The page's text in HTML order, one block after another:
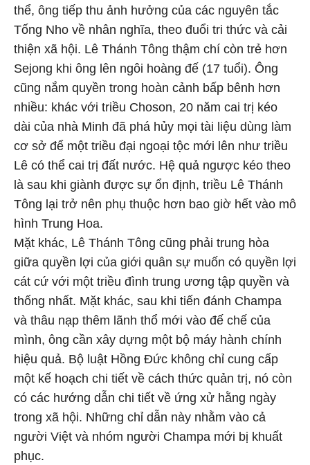
thể, ông tiếp thu ảnh hưởng của các nguyên tắc
Tống Nho về nhân nghĩa, theo đuổi tri thức và cải
thiện xã hội. Lê Thánh Tông thậm chí còn trẻ hơn
Sejong khi ông lên ngôi hoàng đế (17 tuổi). Ông
cũng nắm quyền trong hoàn cảnh bấp bênh hơn
nhiều: khác với triều Choson, 20 năm cai trị kéo
dài của nhà Minh đã phá hủy mọi tài liệu dùng làm
cơ sở để một triều đại ngoại tộc mới lên như triều
Lê có thể cai trị đất nước. Hệ quả ngược kéo theo
là sau khi giành được sự ổn định, triều Lê Thánh
Tông lại trở nên phụ thuộc hơn bao giờ hết vào mô
hình Trung Hoa.
Mặt khác, Lê Thánh Tông cũng phải trung hòa
giữa quyền lợi của giới quân sự muốn có quyền lợi
cát cứ với một triều đình trung ương tập quyền và
thống nhất. Mặt khác, sau khi tiến đánh Champa
và thâu nạp thêm lãnh thổ mới vào đế chế của
mình, ông cần xây dựng một bộ máy hành chính
hiệu quả. Bộ luật Hồng Đức không chỉ cung cấp
một kế hoạch chi tiết về cách thức quản trị, nó còn
có các hướng dẫn chi tiết về ứng xử hằng ngày
trong xã hội. Những chỉ dẫn này nhằm vào cả
người Việt và nhóm người Champa mới bị khuất
phục.